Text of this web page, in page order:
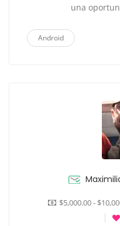
una
Android
$5,000.00 -